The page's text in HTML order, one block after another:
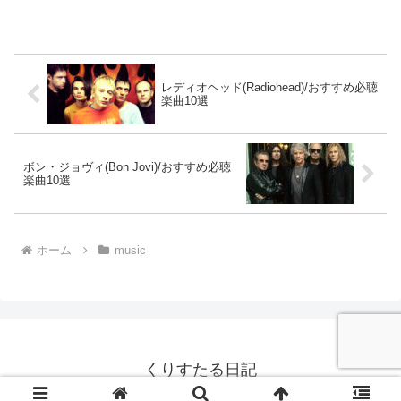
レディオヘッド(Radiohead)/おすすめ必聴
楽曲10選
ボン・ジョヴィ(Bon Jovi)/おすすめ必聴
楽曲10選
ホーム music
くりすたる日記
© 2023 くりすたる日記.